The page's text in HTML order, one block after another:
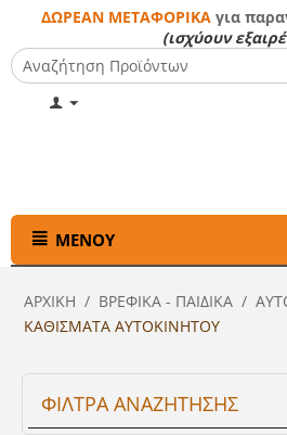
ΔΩΡΕΑΝ ΜΕΤΑΦΟΡΙΚΑ για
(ισχύουν
ΜΕΝΟΎ
ΑΡΧΙΚΉ / ΒΡΕΦΙΚΑ - ΠΑΙΔΙΚΑ /
ΚΑΘΙΣΜΑΤΑ ΑΥΤΟΚΙΝΗΤΟΥ
ΦΙΛΤΡΑ ΑΝΑΖΗΤΗΣΗΣ